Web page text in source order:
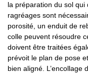
la préparation du sol
ragréages sont
porosité, un enduit de
colle peuvent résoudre
doivent être traitées
prévoit le plan de pose
bien aligné. L’encollage